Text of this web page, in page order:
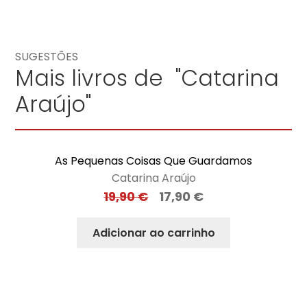
SUGESTÕES
Mais livros de "Catarina
Araújo"
As Pequenas Coisas Que Guardamos
Catarina Araújo
19,90€ 17,90 €
Adicionar ao carrinho